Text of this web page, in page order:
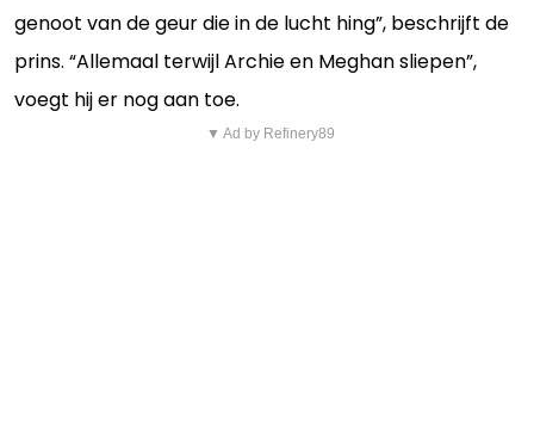
genoot van de geur die in de lucht hing”, beschrijft de
prins. “Allemaal terwijl Archie en Meghan sliepen”,
voegt hij er nog aan toe.
▼ Ad by Refinery89